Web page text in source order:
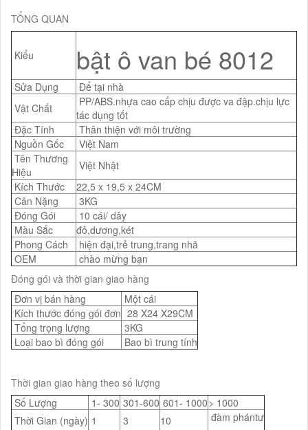
TỔNG QUAN
Kiểu bật ô van bé 8012
Sửa Dụng
Để tại nhà
Vật Chất
PP/ABS.nhựa cao cấp chịu được va đập.chịu lực
tác dụng tốt
Đặc Tính
Thân thiện với môi trường
Nguồn Gốc
Việt Nam
Tên Thương
Hiệu
Việt Nhật
Kích Thước
22,5 x 19,5 x 24CM
Cân Nặng
3KG
Đóng Gói
10 cái/ dây
Màu Sắc
đỏ,dương,két
Phong Cách
hiện đại,trẻ trung,trang nhã
OEM
chào mừng bạn
Đóng gói và thời gian giao hàng
Đơn vị bán hàng
Một cái
Kích thước đóng gói đơn 28 X24 X29CM
Tổng trọng lượng
3KG
Loại bao bì đóng gói
Bao bì trung tính
Thời gian giao hàng theo số lượng
Số Lượng
1- 300 301-600 601- 1000> 1000
Thời Gian (ngày) 1 3 10 đàm phántư